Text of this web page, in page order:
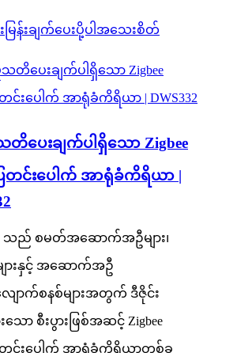
ြန်းချက်ပေးပို့ပါ အသေးစိတ်
ပေးချက်ပါရှိသော Zigbee
ြတင်းပေါက် အာရုံခံကိရိယာ |
သည် စမတ်အဆောက်အဦများ၊
းနှင့် အဆောက်အဦ
ာက်စနစ်များအတွက် ဒီဇိုင်း
ာ စီးပွားဖြစ်အဆင့် Zigbee
တင်းပေါက် အာရုံခံကိရိယာတစ်ခု